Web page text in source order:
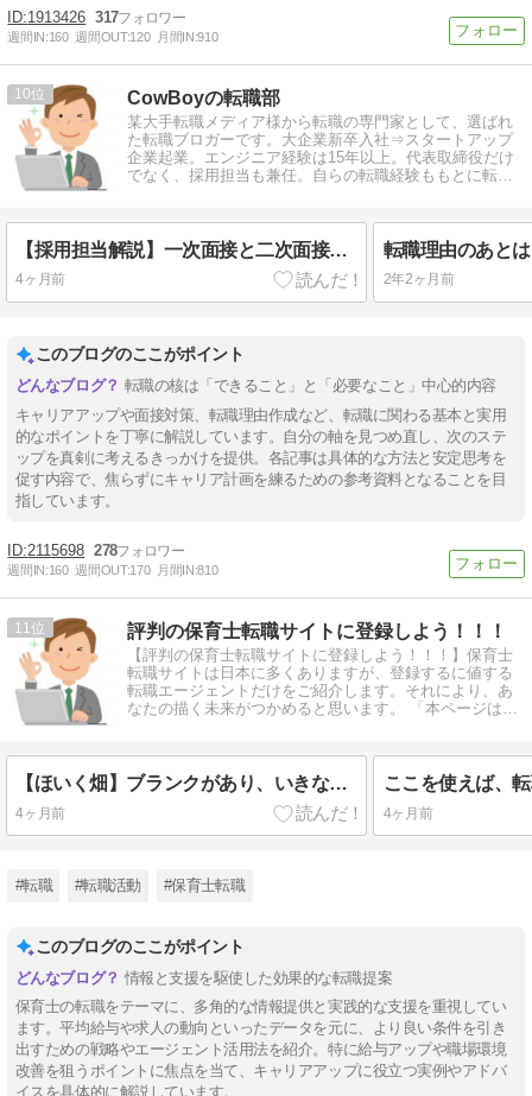
1913426 317
週間IN:160 週間OUT:120 月間IN:910
10 CowBoyの転職部
某大手転職メディア様から転職の専門家として、選ばれ
た転職ブロガーです。大企業新卒入社⇒スタートアップ
企業起業。エンジニア経験は15年以上。代表取締役だけ
でなく、採用担当も兼任。自らの転職経験ももとに転職
【採用担当解説】一次面接と二次面接の違いと効果的な対策法
4ヶ月前 2年2ヶ月前
このブログのここがポイント
転職の核は「できること」と「必要なこと」中心的内容
キャリアアップや面接対策、転職理由作成など、転職に関わる基本と実用
的なポイントを丁寧に解説しています。自分の軸を見つめ直し、次のステ
ップを真剣に考えるきっかけを提供。各記事は具体的な方法と安定思考を
促す内容で、焦らずにキャリア計画を練るための参考資料となることを目
指しています。
2115698 278
週間IN:160 週間OUT:170 月間IN:810
11 評判の保育士転職サイトに登録しよう！！！
【評判の保育士転職サイトに登録しよう！！！】保育士
転職サイトは日本に多くありますが、登録するに値する
転職エージェントだけをご紹介します。それにより、あ
なたの描く未来がつかめると思います。 「本ページはプ
【ほいく畑】ブランクがあり、いきなり正職員として保育の仕事復帰が不安な方
4ヶ月前 4ヶ月前
#転職 #転職活動 #保育士転職
このブログのここがポイント
情報と支援を駆使した効果的な転職提案
保育士の転職をテーマに、多角的な情報提供と実践的な支援を重視してい
ます。平均給与や求人の動向といったデータを元に、より良い条件を引き
出すための戦略やエージェント活用法を紹介。特に給与アップや職場環境
改善を狙うポイントに焦点を当て、キャリアアップに役立つ実例やアドバ
イスを具体的に解説しています。